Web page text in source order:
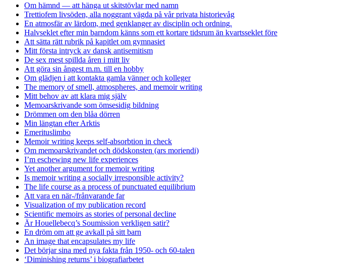
Om hämnd — att hänga ut skitstövlar med namn
Trettiofem livsöden, alla noggrant vägda på vår privata historievåg
En atmosfär av lärdom, med genklanger av disciplin och ordning.
Halvseklet efter min barndom känns som ett kortare tidsrum än kvartsseklet före
Att sätta rätt rubrik på kapitlet om gymnasiet
Mitt första intryck av dansk antisemitism
De sex mest spillda åren i mitt liv
Att göra sin ångest m.m. till en hobby
Om glädjen i att kontakta gamla vänner och kolleger
The memory of smell, atmospheres, and memoir writing
Mitt behov av att klara mig själv
Memoarskrivande som ömsesidig bildning
Drömmen om den blåa dörren
Min längtan efter Arktis
Emerituslimbo
Memoir writing keeps self-absorbtion in check
Om memoarskrivandet och dödskonsten (ars moriendi)
I’m eschewing new life experiences
Yet another argument for memoir writing
Is memoir writing a socially irresponsible activity?
The life course as a process of punctuated equilibrium
Att vara en när-/frånvarande far
Visualization of my publication record
Scientific memoirs as stories of personal decline
Är Houellebecq’s Soumission verkligen satir?
En dröm om att ge avkall på sitt barn
An image that encapsulates my life
Det börjar sina med nya fakta från 1950- och 60-talen
‘Diminishing returns’ i biografiarbetet